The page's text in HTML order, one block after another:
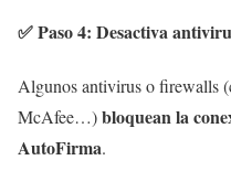
✅ Paso 4: Desactiva
Algunos antivirus o firewalls
McAfee…)bloquean la
AutoFirma.